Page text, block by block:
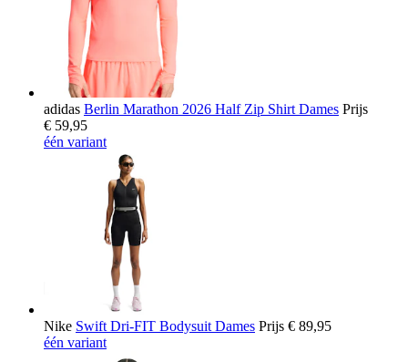
adidas Berlin Marathon 2026 Half Zip Shirt Dames Prijs
€ 59,95
één variant
Nike Swift Dri-FIT Bodysuit Dames Prijs € 89,95
één variant